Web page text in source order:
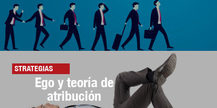
STRATEGIAS
Ego y teoría de
atribución